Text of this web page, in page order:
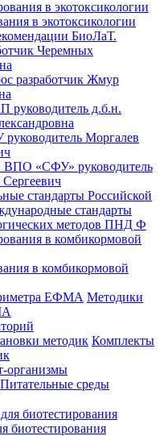
в экотоксикологии
БиоЛаТ.
Черемных
разработчик Жмур
д.б.н.
Моргалев
«СФУ» руководитель
стандарты Российской
стандарты
методов ПНД Ф
в комбикормовой
Методики
Комплекты
организмы
Питательные среды
биотестирования
биотестирования